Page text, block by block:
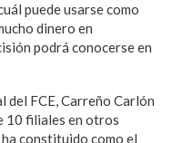
puede usarse como
dinero en
podrá conocerse en
del FCE, Carreño Carlón
10 filiales en otros
constituido como el